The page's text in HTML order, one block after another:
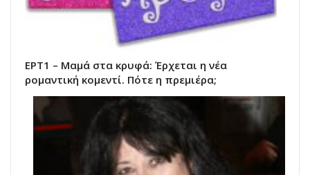
ΕΡΤ1 – Μαμά στα κρυφά: Έρχεται η νέα
ρομαντική κομεντί. Πότε η πρεμιέρα;